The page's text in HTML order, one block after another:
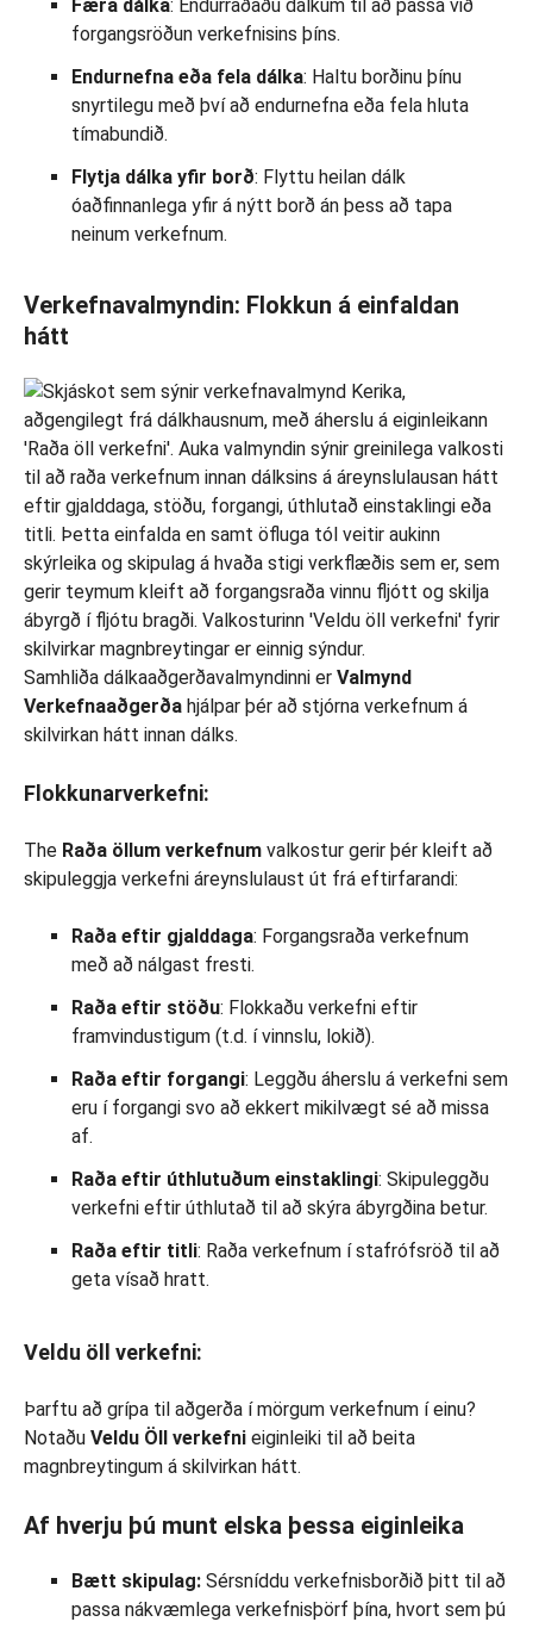
Færa dálka: Endurraðaðu dálkum til að passa við
forgangsröðun verkefnisins þíns.
Endurnefna eða fela dálka: Haltu borðinu þínu
snyrtilegu með því að endurnefna eða fela hluta
tímabundið.
Flytja dálka yfir borð: Flyttu heilan dálk
óaðfinnanlega yfir á nýtt borð án þess að tapa
neinum verkefnum.
Verkefnavalmyndin: Flokkun á einfaldan
hátt
Samhliða dálkaaðgerðavalmyndinni er Valmynd
Verkefnaaðgerða hjálpar þér að stjórna verkefnum á
skilvirkan hátt innan dálks.
Flokkunarverkefni:
The Raða öllum verkefnum valkostur gerir þér kleift að
skipuleggja verkefni áreynslulaust út frá eftirfarandi:
Raða eftir gjalddaga: Forgangsraða verkefnum
með að nálgast fresti.
Raða eftir stöðu: Flokkaðu verkefni eftir
framvindustigum (t.d. í vinnslu, lokið).
Raða eftir forgangi: Leggðu áherslu á verkefni sem
eru í forgangi svo að ekkert mikilvægt sé að missa
af.
Raða eftir úthlutuðum einstaklingi: Skipuleggðu
verkefni eftir úthlutað til að skýra ábyrgðina betur.
Raða eftir titli: Raða verkefnum í stafrófsröð til að
geta vísað hratt.
Veldu öll verkefni:
Þarftu að grípa til aðgerða í mörgum verkefnum í einu?
Notaðu Veldu Öll verkefni eiginleiki til að beita
magnbreytingum á skilvirkan hátt.
Af hverju þú munt elska þessa eiginleika
Bætt skipulag: Sérsníddu verkefnisborðið þitt til að
passa nákvæmlega verkefnisþörf þína, hvort sem þú